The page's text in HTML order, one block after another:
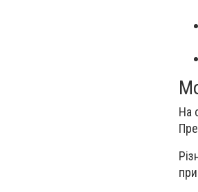
На